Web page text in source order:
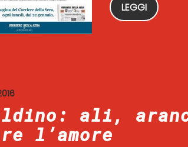
LEGGI
ali,
l’amore